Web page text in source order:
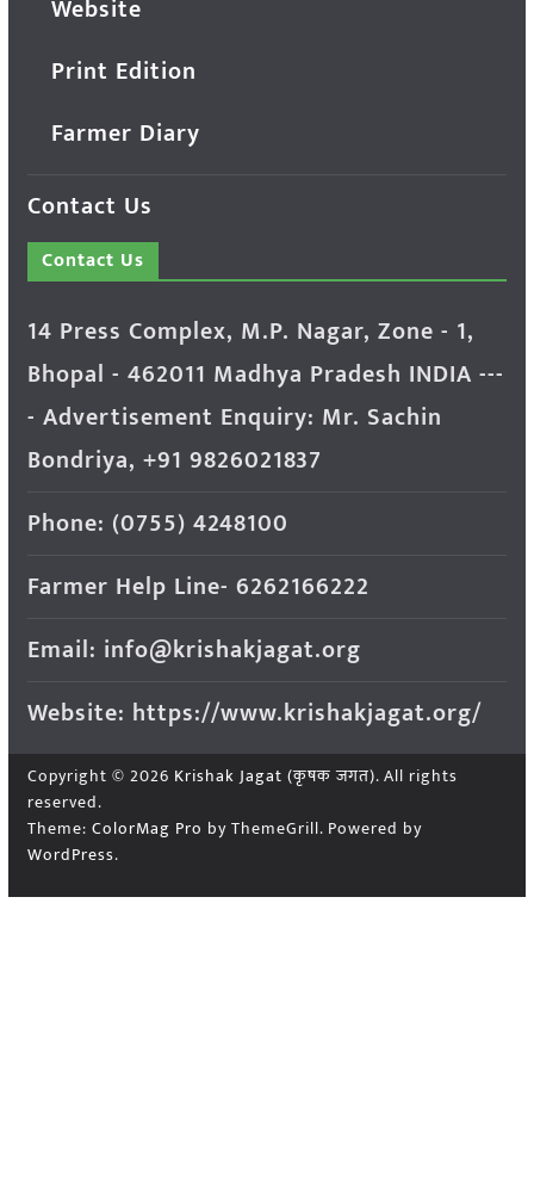
Website
Print Edition
Farmer Diary
Contact Us
Contact Us
14 Press Complex, M.P. Nagar, Zone - 1,
Bhopal - 462011 Madhya Pradesh INDIA ---
- Advertisement Enquiry: Mr. Sachin
Bondriya, +91 9826021837
Phone: (0755) 4248100
Farmer Help Line- 6262166222
Email: info@krishakjagat.org
Website: https://www.krishakjagat.org/
Copyright © 2026 Krishak Jagat (कृषक जगत). All rights
reserved.
Theme: ColorMag Pro by ThemeGrill. Powered by
WordPress.